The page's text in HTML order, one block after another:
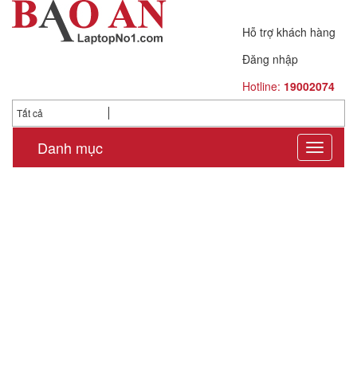
Hỗ trợ khách hàng
Đăng nhập
Hotline: 19002074
Tất cả
Danh mục